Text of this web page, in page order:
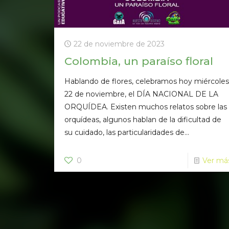
22 de noviembre de 2023
Colombia, un paraíso floral
Hablando de flores, celebramos hoy miércoles
22 de noviembre, el DÍA NACIONAL DE LA
ORQUÍDEA. Existen muchos relatos sobre las
orquídeas, algunos hablan de la dificultad de
su cuidado, las particularidades de...
0 Ver